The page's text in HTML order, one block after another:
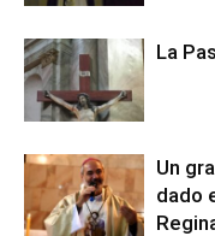
La
Un
dado